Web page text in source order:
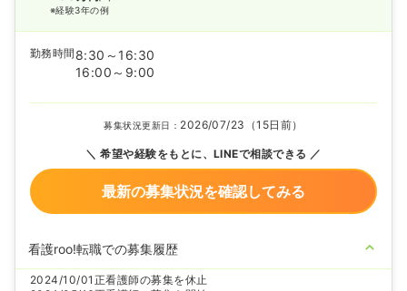
※経験3年の例
勤務時間 8:30～16:30
16:00～9:00
募集状況更新日： 2026/07/23（15日前）
希望や経験をもとに、LINEで相談できる
最新の募集状況を確認してみる
看護roo!転職での募集履歴
2024/10/01 正看護師の募集を休止